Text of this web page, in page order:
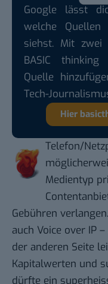
Google lässt
welche
siehst. Mit zwei
BASIC
Quelle
Tech-
Hier
Telefon/
Medientyp
Gebühren verlangen
auch Voice over IP
der anderen Seite
Kapitalwerten und
dürfte ein